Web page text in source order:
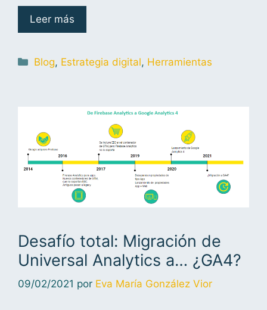
Leer más
Blog, Estrategia digital, Herramientas
Desafío total: Migración de
Universal Analytics a… ¿GA4?
09/02/2021 por Eva María González Vior